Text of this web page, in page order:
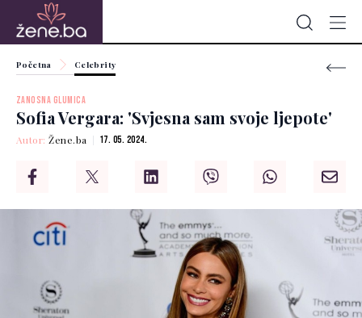
Početna Celebrity
ZANOSNA GLUMICA
Sofia Vergara: 'Svjesna sam svoje ljepote'
Autor:Žene.ba 17. 05. 2024.